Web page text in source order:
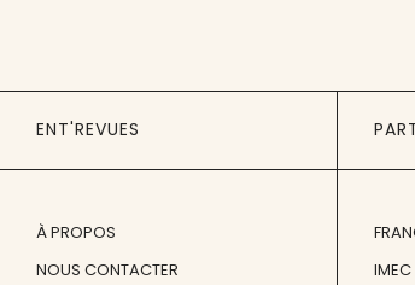
ENT'REVUES
À PROPOS
NOUS CONTACTER
IMEC